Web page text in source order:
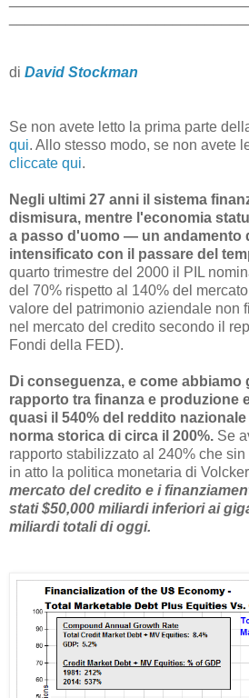
di David Stockman
Se non avete letto la prima parte
qui. Allo stesso modo, se non avete
cliccate qui.
Negli ultimi 27 anni il sistema
dismisura, mentre l'economia
a passo d'uomo — un andamento
intensificato con il passare del
quarto trimestre del 2000 il PIL
del 70% rispetto al 140% del
valore del patrimonio aziendale non
nel mercato del credito secondo il
Fondi della FED).
Di conseguenza, e come abbiamo
rapporto tra finanza e produzione
quasi il 540% del reddito
norma storica di circa il 200%. Se
rapporto stabilizzato al 240% che
in atto la politica monetaria di
mercato del credito e i
stati $50,000 miliardi inferiori ai
miliardi totali di oggi.